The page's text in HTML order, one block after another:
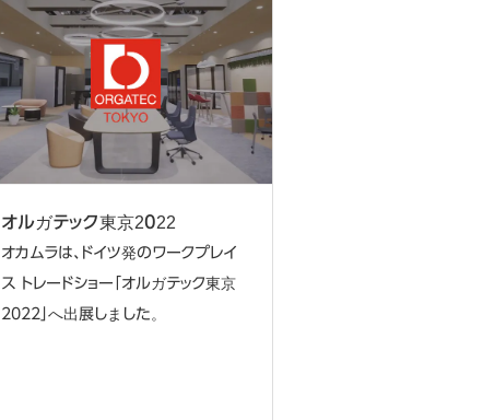
オルガテック東京2022
オカムラは、ドイツ発のワークプレイ
ス トレードショー「オルガテック東京
2022」へ出展しました。